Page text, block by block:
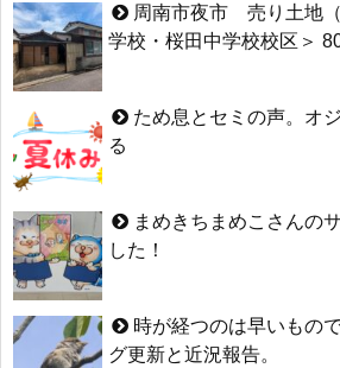
周南市夜市 売り土地
学校・桜田中学校校区＞
ため息とセミの声。オ
る
まめきちまめこさんの
した！
時が経つのは早いもの
グ更新と近況報告。